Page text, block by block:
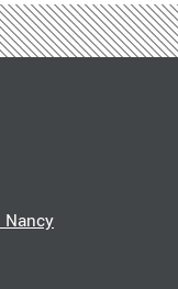
du Grand…
Nancy